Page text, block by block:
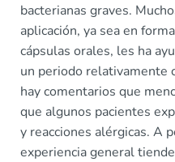
bacterianas graves.
aplicación, ya sea en
cápsulas orales, les ha
un periodo relativamente
hay comentarios que
que algunos pacientes
y reacciones alérgicas. A
experiencia general